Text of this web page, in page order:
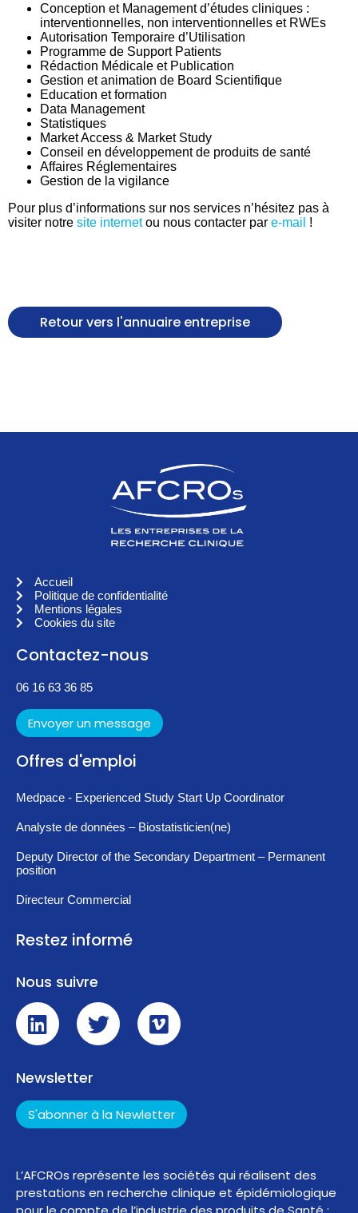
Conception et Management d’études cliniques :
interventionnelles, non interventionnelles et RWEs
Autorisation Temporaire d’Utilisation
Programme de Support Patients
Rédaction Médicale et Publication
Gestion et animation de Board Scientifique
Education et formation
Data Management
Statistiques
Market Access & Market Study
Conseil en développement de produits de santé
Affaires Réglementaires
Gestion de la vigilance
Pour plus d’informations sur nos services n’hésitez pas à
visiter notre site internetou nous contacter par e-mail !
Retour vers l'annuaire entreprise
Accueil
Politique de confidentialité
Mentions légales
Cookies du site
Contactez-nous
06 16 63 36 85
Envoyer un message
Offres d'emploi
Medpace - Experienced Study Start Up Coordinator
Analyste de données – Biostatisticien(ne)
Deputy Director of the Secondary Department – Permanent
position
Directeur Commercial
Restez informé
Nous suivre
Newsletter
S'abonner à la Newletter
L’AFCROs représente les sociétés qui réalisent des
prestations en recherche clinique et épidémiologique